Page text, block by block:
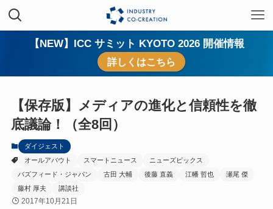
【NEW】ICC サミット KYOTO 2026 開催情報
詳しくはこちら
【保存版】メディアの進化と信頼性を徹
底議論！（全8回）
ダイジェスト
オールアバウト
スマートニュース
ニューズピックス
バズフィード・ジャパン
古田 大輔 後藤 直義 江幡 哲也
瀬尾 傑
藤村 厚夫
講談社
2017年10月21日